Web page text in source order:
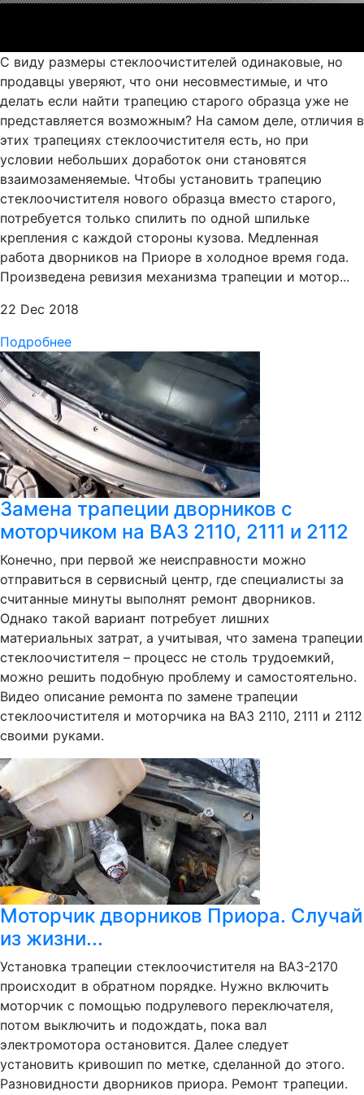
С виду размеры стеклоочистителей одинаковые, но
продавцы уверяют, что они несовместимые, и что
делать если найти трапецию старого образца уже не
представляется возможным? На самом деле, отличия в
этих трапециях стеклоочистителя есть, но при
условии небольших доработок они становятся
взаимозаменяемые. Чтобы установить трапецию
стеклоочистителя нового образца вместо старого,
потребуется только спилить по одной шпильке
крепления с каждой стороны кузова. Медленная
работа дворников на Приоре в холодное время года.
Произведена ревизия механизма трапеции и мотор...
22 Dec 2018
Подробнее
Замена трапеции дворников с
моторчиком на ВАЗ 2110, 2111 и 2112
Конечно, при первой же неисправности можно
отправиться в сервисный центр, где специалисты за
считанные минуты выполнят ремонт дворников.
Однако такой вариант потребует лишних
материальных затрат, а учитывая, что замена трапеции
стеклоочистителя – процесс не столь трудоемкий,
можно решить подобную проблему и самостоятельно.
Видео описание ремонта по замене трапеции
стеклоочистителя и моторчика на ВАЗ 2110, 2111 и 2112
своими руками.
Моторчик дворников Приора. Случай
из жизни...
Установка трапеции стеклоочистителя на ВАЗ-2170
происходит в обратном порядке. Нужно включить
моторчик с помощью подрулевого переключателя,
потом выключить и подождать, пока вал
электромотора остановится. Далее следует
установить кривошип по метке, сделанной до этого.
Разновидности дворников приора. Ремонт трапеции.